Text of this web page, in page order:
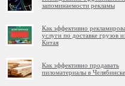
запоминаемости рекламы
Как эффективно
услуги по доставке грузов
Китая
Как эффективно продавать
пиломатериалы в